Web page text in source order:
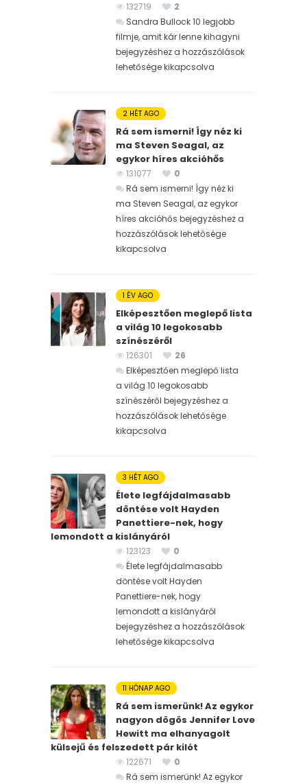
132719
2
Sandra Bullock 10 legjobb
filmje, amit kár lenne kihagyni
bejegyzéshez a hozzászólások
lehetősége kikapcsolva
2 HÉT AGO
Rá sem ismerni! Így néz ki
ma Steven Seagal, az
egykor híres akcióhős
131077
0
Rá sem ismerni! Így néz ki
ma Steven Seagal, az egykor
híres akcióhős bejegyzéshez a
hozzászólások lehetősége
kikapcsolva
1 ÉV AGO
Elképesztően meglepő lista
a világ 10 legokosabb
színészéről
126301
26
Elképesztően meglepő lista
a világ 10 legokosabb
színészéről bejegyzéshez a
hozzászólások lehetősége
kikapcsolva
3 HÉT AGO
Élete legfájdalmasabb
döntése volt Hayden
Panettiere-nek, hogy
lemondott a kislányáról
123123
0
Élete legfájdalmasabb
döntése volt Hayden
Panettiere-nek, hogy
lemondott a kislányáról
bejegyzéshez a hozzászólások
lehetősége kikapcsolva
11 HÓNAP AGO
Rá sem ismerünk! Az egykor
nagyon dögös Jennifer Love
Hewitt ma elhanyagolt
külsejű és felszedett pár kilót
122671
0
Rá sem ismerünk! Az egykor